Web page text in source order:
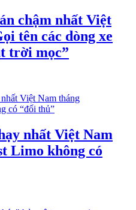
chậm nhất Việt
tên các dòng xe
trời mọc”
nhất Việt Nam
Limo không có